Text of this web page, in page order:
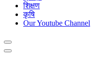
शिक्षण
कृषि
Our Youtube Channel